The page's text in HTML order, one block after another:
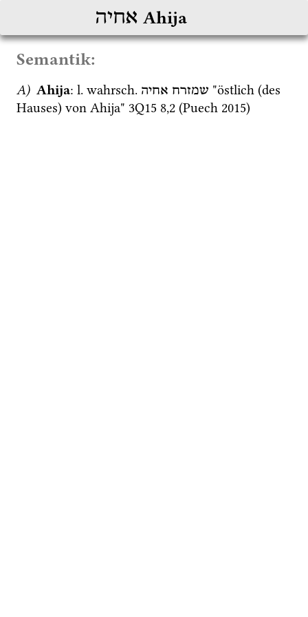
אחיה Ahija
Semantik:
A) Ahija: l. wahrsch. שמזרח אחיה
"östlich (des
Hauses) von Ahija" 3Q15 8,2 (Puech 2015)